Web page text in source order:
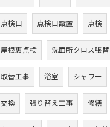
点検口 点検口設置 点検
屋根裏点検 洗面所クロス張替
取替工事 浴室 シャワー
交換 張り替え工事 修繕